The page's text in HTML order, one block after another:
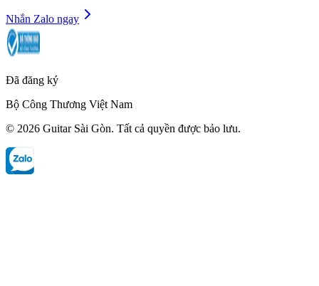
Nhắn Zalo ngay
Đã đăng ký
Bộ Công Thương Việt Nam
© 2026 Guitar Sài Gòn. Tất cả quyền được bảo lưu.